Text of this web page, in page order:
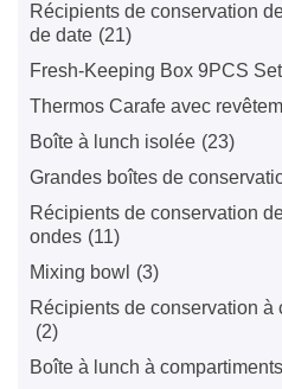
Récipients de conservation
de date (21)
Fresh-Keeping Box 9PCS Set
Thermos Carafe avec
Boîte à lunch isolée (23)
Grandes boîtes de
Récipients de conservation
ondes (11)
Mixing bowl (3)
Récipients de conservation à
(2)
Boîte à lunch à